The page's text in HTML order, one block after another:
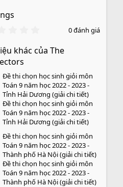
0
0
o
0 đánh giá
khác của The
tài liệu
Đề thi chọn học sinh giỏi môn
Toán 9 năm học 2022 - 2023 -
Tỉnh Hải Dương (giải chi tiết)
Đề thi chọn học sinh giỏi môn
Toán 9 năm học 2022 - 2023 -
Tỉnh Hải Dương (giải chi tiết)
tài liệu
Đề thi chọn học sinh giỏi môn
Toán 9 năm học 2022 - 2023 -
Thành phố Hà Nội (giải chi tiết)
Đề thi chọn học sinh giỏi môn
Toán 9 năm học 2022 - 2023 -
Thành phố Hà Nội (giải chi tiết)